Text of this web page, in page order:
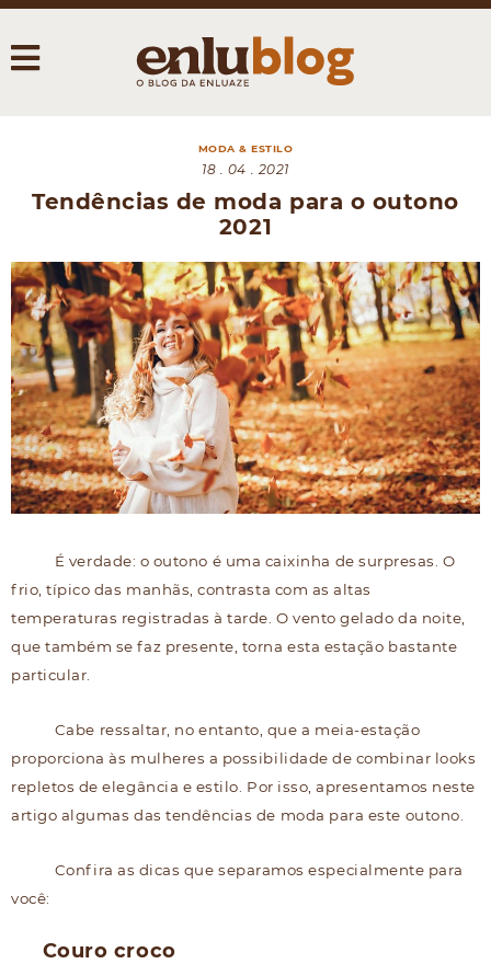
MODA & ESTILO
18 . 04 . 2021
Tendências de moda para o outono
2021
É verdade: o outono é uma caixinha de surpresas. O
frio, típico das manhãs, contrasta com as altas
temperaturas registradas à tarde. O vento gelado da noite,
que também se faz presente, torna esta estação bastante
particular.
Cabe ressaltar, no entanto, que a meia-estação
proporciona às mulheres a possibilidade de combinar looks
repletos de elegância e estilo. Por isso, apresentamos neste
artigo algumas das tendências de moda para este outono.
Confira as dicas que separamos especialmente para
você:
Couro croco